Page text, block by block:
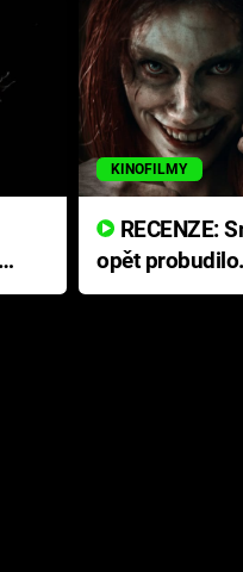
KINOFILMY
opět
přichází s